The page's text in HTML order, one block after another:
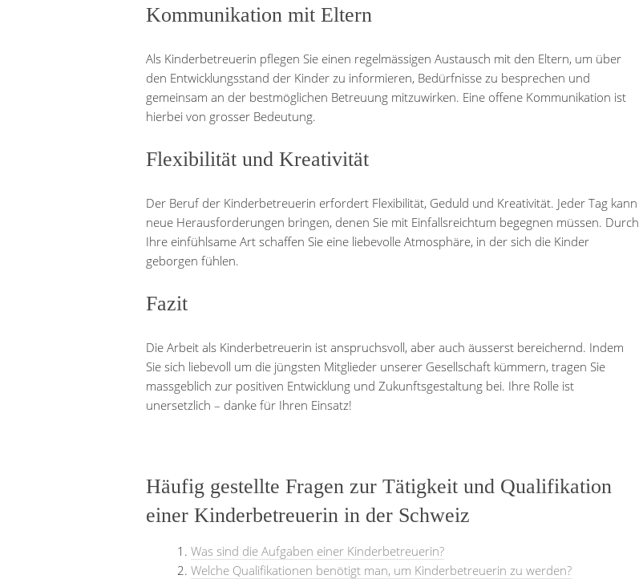
Kommunikation mit Eltern
Als Kinderbetreuerin pflegen Sie einen regelmässigen Austausch mit den Eltern, um über
den Entwicklungsstand der Kinder zu informieren, Bedürfnisse zu besprechen und
gemeinsam an der bestmöglichen Betreuung mitzuwirken. Eine offene Kommunikation ist
hierbei von grosser Bedeutung.
Flexibilität und Kreativität
Der Beruf der Kinderbetreuerin erfordert Flexibilität, Geduld und Kreativität. Jeder Tag kann
neue Herausforderungen bringen, denen Sie mit Einfallsreichtum begegnen müssen. Durch
Ihre einfühlsame Art schaffen Sie eine liebevolle Atmosphäre, in der sich die Kinder
geborgen fühlen.
Fazit
Die Arbeit als Kinderbetreuerin ist anspruchsvoll, aber auch äusserst bereichernd. Indem
Sie sich liebevoll um die jüngsten Mitglieder unserer Gesellschaft kümmern, tragen Sie
massgeblich zur positiven Entwicklung und Zukunftsgestaltung bei. Ihre Rolle ist
unersetzlich – danke für Ihren Einsatz!
Häufig gestellte Fragen zur Tätigkeit und Qualifikation
einer Kinderbetreuerin in der Schweiz
Was sind die Aufgaben einer Kinderbetreuerin?
Welche Qualifikationen benötigt man, um Kinderbetreuerin zu werden?